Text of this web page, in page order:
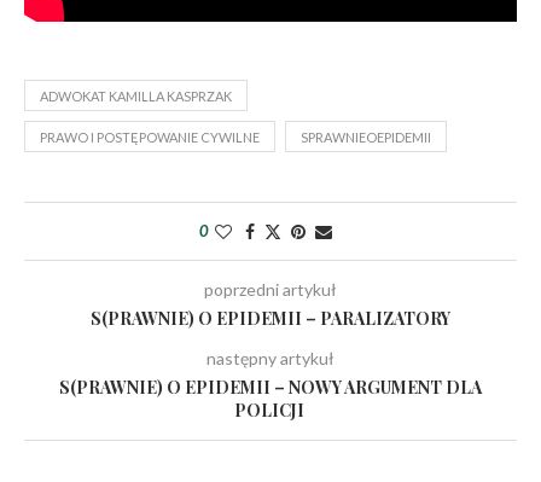
ADWOKAT KAMILLA KASPRZAK
PRAWO I POSTĘPOWANIE CYWILNE SPRAWNIEOEPIDEMII
0
poprzedni artykuł
S(PRAWNIE) O EPIDEMII – PARALIZATORY
następny artykuł
S(PRAWNIE) O EPIDEMII – NOWY ARGUMENT DLA
POLICJI